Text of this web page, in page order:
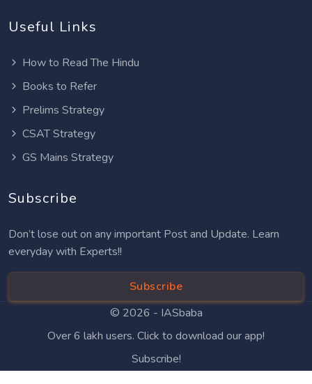
Useful Links
How to Read The Hindu
Books to Refer
Prelims Strategy
CSAT Strategy
GS Mains Strategy
Subscribe
Don’t lose out on any important Post and Update. Learn
everyday with Experts!!
Subscribe
© 2026 - IASbaba
Over 6 lakh users. Click to download our app!
Subscribe!